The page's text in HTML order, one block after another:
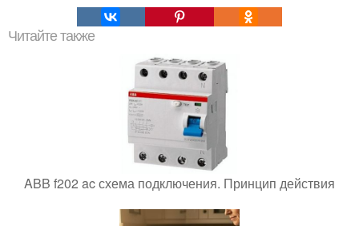
Читайте также
ABB f202 ac схема подключения. Принцип действия